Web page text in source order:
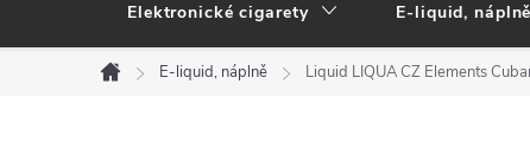
Elektronické cigarety E-liquid, náplně
Domů
E-liquid, náplně Liquid LIQUA CZ Elements